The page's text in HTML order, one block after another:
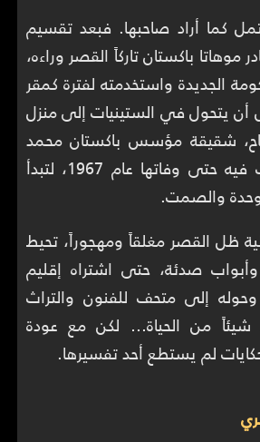
كما أراد صاحبها. فبعد تقسيم
عام 1947، غادر موهاتا باكستان تاركاً القصر وراءه،
الجديدة واستخدمته لفترة كمقر
أن يتحول في الستينيات إلى منزل
شقيقة مؤسس باكستان محمد
علي جناح. وعاشت فيه حتى وفاتها عام 1967، لتبدأ
والصمت.
ظل القصر مغلقاً ومهجوراً، تحيط
صدئة، حتى اشتراه إقليم
السند عام 1995 وحوله إلى متحف للفنون والتراث
شيئاً من الحياة… لكن مع عودة
حكايات لم يستطع أحد تفسيرها.